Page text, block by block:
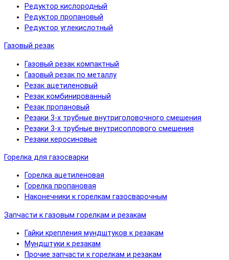
Редуктор кислородный
Редуктор пропановый
Редуктор углекислотный
Газовый резак
Газовый резак компактный
Газовый резак по металлу
Резак ацетиленовый
Резак комбинированный
Резак пропановый
Резаки 3-х трубные внутриголовочного смешения
Резаки 3-х трубные внутрисоплового смешения
Резаки керосиновые
Горелка для газосварки
Горелка ацетиленовая
Горелка пропановая
Наконечники к горелкам газосварочным
Запчасти к газовым горелкам и резакам
Гайки крепления мундштуков к резакам
Мундштуки к резакам
Прочие запчасти к горелкам и резакам